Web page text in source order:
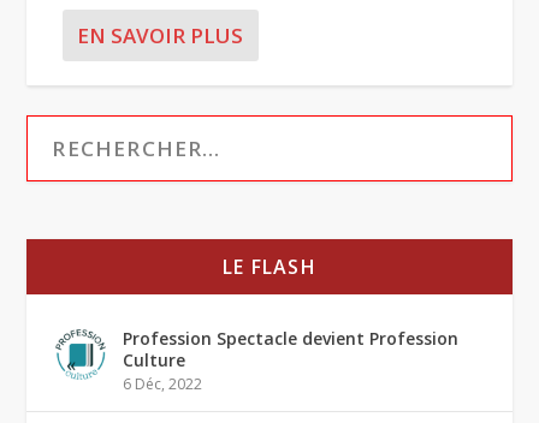
EN SAVOIR PLUS
LE FLASH
Profession Spectacle devient Profession
Culture
6 Déc, 2022